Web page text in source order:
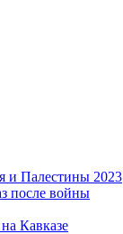
и Палестины 2023
после войны
Кавказе